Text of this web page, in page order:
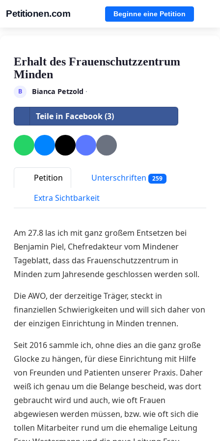
Petitionen.com Beginne eine Petition
Erhalt des Frauenschutzzentrum
Minden
B Bianca Petzold ·
Teile in Facebook (3)
Petition Unterschriften 259
Extra Sichtbarkeit
Am 27.8 las ich mit ganz großem Entsetzen bei
Benjamin Piel, Chefredakteur vom Mindener
Tageblatt, dass das Frauenschutzzentrum in
Minden zum Jahresende geschlossen werden soll.
Die AWO, der derzeitige Träger, steckt in
finanziellen Schwierigkeiten und will sich daher von
der einzigen Einrichtung in Minden trennen.
Seit 2016 sammle ich, ohne dies an die ganz große
Glocke zu hängen, für diese Einrichtung mit Hilfe
von Freunden und Patienten unserer Praxis. Daher
weiß ich genau um die Belange bescheid, was dort
gebraucht wird und auch, wie oft Frauen
abgewiesen werden müssen, bzw. wie oft sich die
tollen Mitarbeiter rund um die ehemalige Leitung